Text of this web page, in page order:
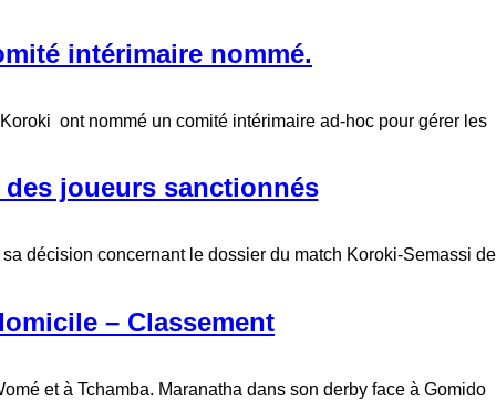
intérimaire nommé.
ont nommé un comité intérimaire ad-hoc pour gérer les
joueurs sanctionnés
décision concernant le dossier du match Koroki-Semassi de
– Classement
et à Tchamba. Maranatha dans son derby face à Gomido